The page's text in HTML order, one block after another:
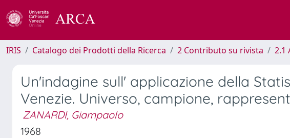
IRIS Catalogo dei Prodotti della Ricerca 2 Contributo su rivista 2.1
Un'indagine sull' applicazione della
Venezie. Universo, campione,
ZANARDI, Giampaolo
1968